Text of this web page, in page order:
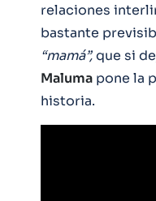
relaciones
bastante
“mamá”,que si
Maluma pone la
historia.